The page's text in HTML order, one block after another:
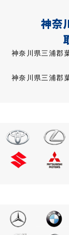
神奈
神奈川県三浦郡
神奈川県三浦郡